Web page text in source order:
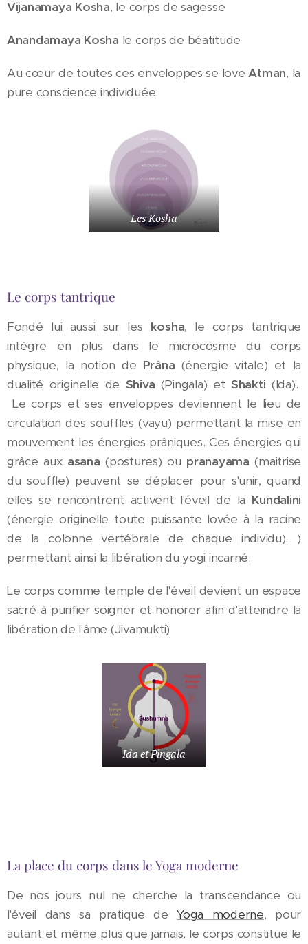
Vijanamaya Kosha, le corps de sagesse
Anandamaya Kosha le corps de béatitude
Au cœur de toutes ces enveloppes se loveAtman, la
pure conscience individuée.
Les Kosha
Le corps tantrique
Fondé lui aussi sur les kosha, le corps tantrique
intègre en plus dans le microcosme du corps
physique, la notion de Prâna (énergie vitale) et la
dualité originelle de Shiva (Pingala) et Shakti (Ida).
Le corps et ses enveloppes deviennent le lieu de
circulation des souffles (vayu) permettant la mise en
mouvement les énergies prâniques. Ces énergies qui
grâce aux asana (postures) ou pranayama (maitrise
du souffle) peuvent se déplacer pour s'unir, quand
elles se rencontrent activent l'éveil de la Kundalini
(énergie originelle toute puissante lovée à la racine
de la colonne vertébrale de chaque individu). )
permettant ainsi la libération du yogi incarné.
Le corps comme temple de l'éveil devient un espace
sacré à purifier soigner et honorer afin d'atteindre la
libération de l'âme (Jivamukti)
Ida et Pingala
La place du corps dans le Yoga moderne
De nos jours nul ne cherche la transcendance ou
l'éveil dans sa pratique deYoga moderne, pour
autant et même plus que jamais, le corps constitue le